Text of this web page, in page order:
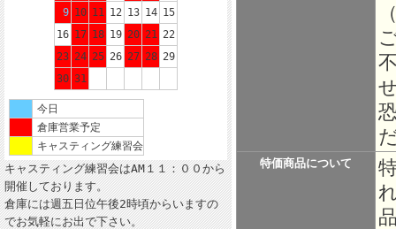
9 10 11 12 13 14 15
16 17 18 19 20 21
22
23 24 25 26 27 28 29
30 31
今日
倉庫営業予定
キャスティング練習会
キャスティング練習会はAM１１：００から
開催しております。
倉庫には週五日位午後2時頃からいますの
でお気軽にお出で下さい。
特価商品について